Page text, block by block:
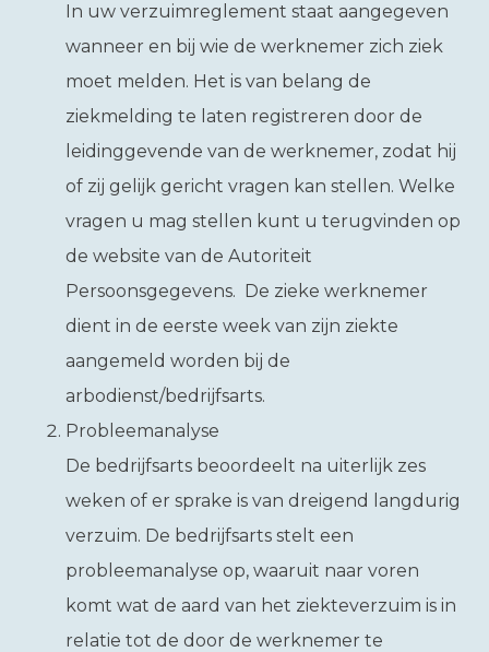
In uw verzuimreglement staat aangegeven
wanneer en bij wie de werknemer zich ziek
moet melden. Het is van belang de
ziekmelding te laten registreren door de
leidinggevende van de werknemer, zodat hij
of zij gelijk gericht vragen kan stellen. Welke
vragen u mag stellen kunt u terugvinden op
de website van de Autoriteit
Persoonsgegevens. De zieke werknemer
dient in de eerste week van zijn ziekte
aangemeld worden bij de
arbodienst/bedrijfsarts.
Probleemanalyse
De bedrijfsarts beoordeelt na uiterlijk zes
weken of er sprake is van dreigend langdurig
verzuim. De bedrijfsarts stelt een
probleemanalyse op, waaruit naar voren
komt wat de aard van het ziekteverzuim is in
relatie tot de door de werknemer te